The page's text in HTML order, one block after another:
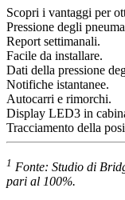
Scopri i vantaggi per
Pressione degli
Report settimanali.
Facile da installare.
Dati della pressione
Notifiche istantanee.
Autocarri e rimorchi.
Display LED3 in
Tracciamento della
1 Fonte: Studio di
pari al 100%.